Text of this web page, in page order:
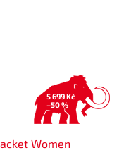
5 699 Kč
–50 %
Women